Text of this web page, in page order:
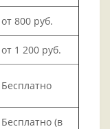
от 800 руб.
от 1 200 руб.
Бесплатно
Бесплатно (в